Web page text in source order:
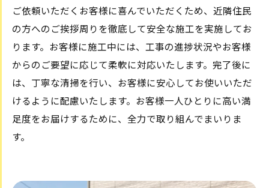
ご依頼いただくお客様に喜んでいただくため、近隣住民
の方へのご挨拶周りを徹底して安全な施工を実施してお
ります。お客様に施工中には、工事の進捗状況やお客様
からのご要望に応じて柔軟に対応いたします。完了後に
は、丁寧な清掃を行い、お客様に安心してお使いいただ
けるように配慮いたします。お客様一人ひとりに高い満
足度をお届けするために、全力で取り組んでまいりま
す。